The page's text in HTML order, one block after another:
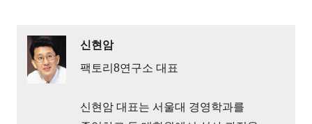
신현암
팩토리8연구소 대표
신현암 대표는 서울대 경영학과를